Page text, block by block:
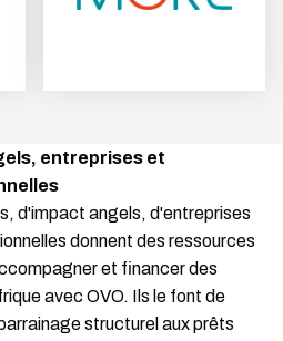
entreprises et
d'impact angels, d'entreprises
donnent des ressources
et financer des
avec OVO. Ils le font de
structurel aux prêts